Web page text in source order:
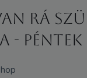
rá
- Péntek